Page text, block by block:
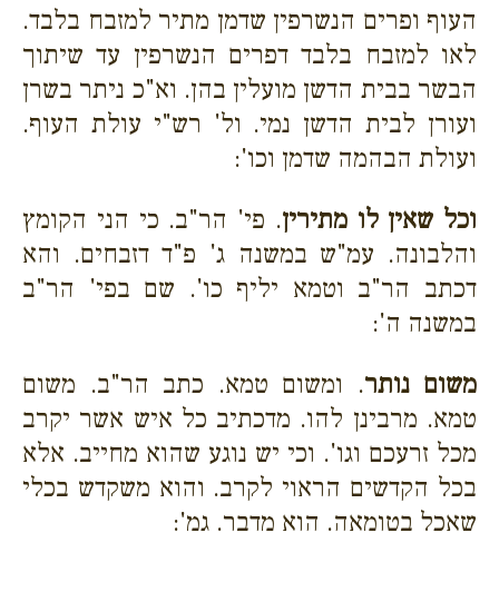
העוף ופרים הנשרפין שדמן מתיר למזבח בלבד.
לאו למזבח בלבד דפרים הנשרפין עד שיתוך
הבשר בבית הדשן מועלין בהן. וא"כ ניתר בשרן
ועורן לבית הדשן נמי. ול' רש"י עולת העוף.
ועולת הבהמה שדמן וכו':
וכל שאין לו מתירין. פי' הר"ב. כי הני הקומץ
והלבונה. עמ"ש במשנה ג' פ"ד דזבחים. והא
דכתב הר"ב וטמא יליף כו'. שם בפי' הר"ב
במשנה ה':
משום נותר. ומשום טמא. כתב הר"ב. משום
טמא. מרבינן להו. מדכתיב כל איש אשר יקרב
מכל זרעכם וגו'. וכי יש נוגע שהוא מחייב. אלא
בכל הקדשים הראוי לקרב. והוא משקדש בכלי
שאכל בטומאה. הוא מדבר. גמ':